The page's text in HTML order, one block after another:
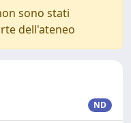
sono stati
dell'ateneo
ND